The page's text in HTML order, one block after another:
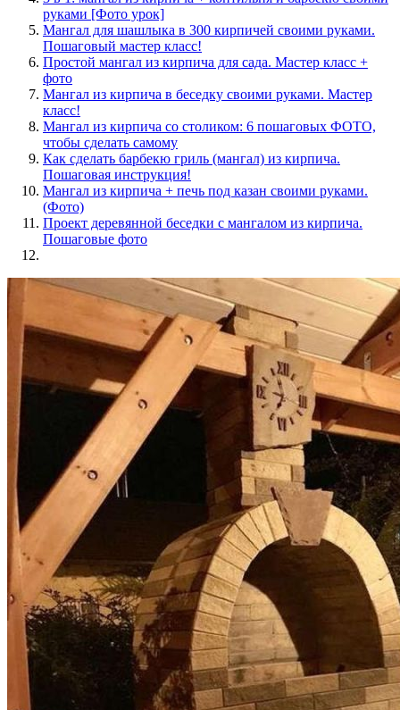
руками [Фото урок]
Мангал для шашлыка в 300 кирпичей своими руками.
Пошаговый мастер класс!
Простой мангал из кирпича для сада. Мастер класс +
фото
Мангал из кирпича в беседку своими руками. Мастер
класс!
Мангал из кирпича со столиком: 6 пошаговых ФОТО,
чтобы сделать самому
Как сделать барбекю гриль (мангал) из кирпича.
Пошаговая инструкция!
Мангал из кирпича + печь под казан своими руками.
(Фото)
Проект деревянной беседки с мангалом из кирпича.
Пошаговые фото